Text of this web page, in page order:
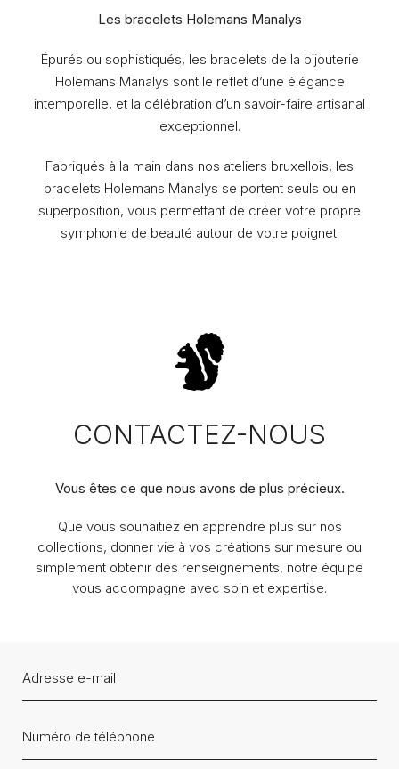
Les bracelets Holemans Manalys
Épurés ou sophistiqués, les bracelets de la bijouterie
Holemans Manalys sont le reflet d’une élégance
intemporelle, et la célébration d’un savoir-faire artisanal
exceptionnel.
Fabriqués à la main dans nos ateliers bruxellois, les
bracelets Holemans Manalys se portent seuls ou en
superposition, vous permettant de créer votre propre
symphonie de beauté autour de votre poignet.
CONTACTEZ-NOUS
Vous êtes ce que nous avons de plus précieux.
Que vous souhaitiez en apprendre plus sur nos
collections, donner vie à vos créations sur mesure ou
simplement obtenir des renseignements, notre équipe
vous accompagne avec soin et expertise.